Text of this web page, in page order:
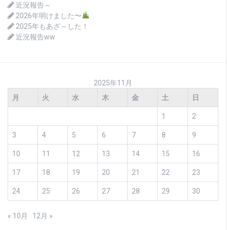
近況報告～
2026年明けました〜
2025年もあざ～した！
近況報告ww
2025年11月
月
火 水 木 金 土 日
1 2
3 4 5 6 7 8 9
10 11 12 13 14 15 16
17 18 19 20 21 22 23
24 25 26 27 28 29 30
« 10月 12月 »